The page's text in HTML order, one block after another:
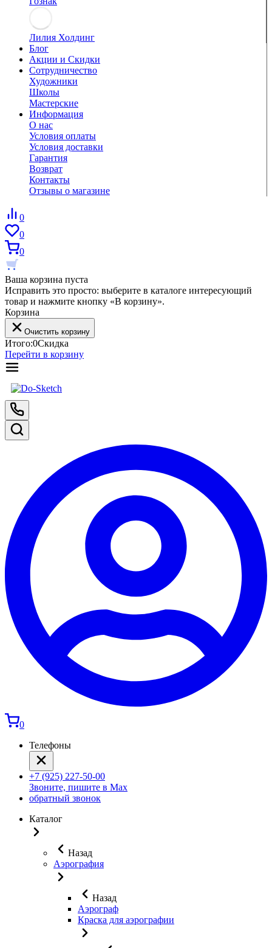
Лилия Холдинг
Блог
Акции и Скидки
Сотрудничество
Художники
Школы
Мастерские
Информация
О нас
Условия оплаты
Условия доставки
Гарантия
Возврат
Контакты
Отзывы о магазине
0
0
0
Ваша корзина пуста
Исправить это просто: выберите в каталоге интересующий
товар и нажмите кнопку «В корзину».
Корзина
Очистить корзину
Итого:0Скидка
Перейти в корзину
0
Телефоны
+7 (925) 227-50-00
Звоните, пишите в Max
обратный звонок
Каталог
Назад
Аэрография
Назад
Аэрограф
Краска для аэрографии